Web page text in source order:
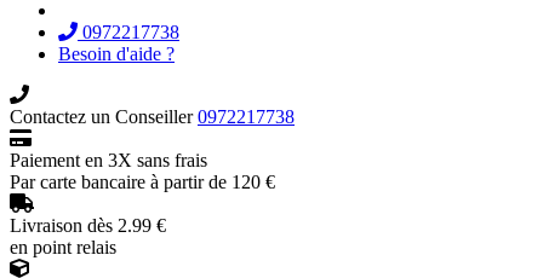
0972217738
Besoin d'aide ?
Contactez un Conseiller0972217738
Paiement en 3X sans frais
Par carte bancaire à partir de 120 €
Livraison dès 2.99 €
en point relais